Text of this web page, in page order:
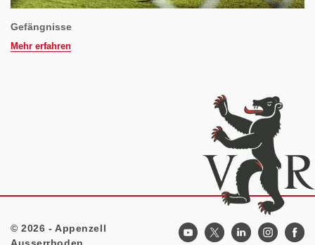
Gefängnisse
Mehr erfahren
© 2026 - Appenzell